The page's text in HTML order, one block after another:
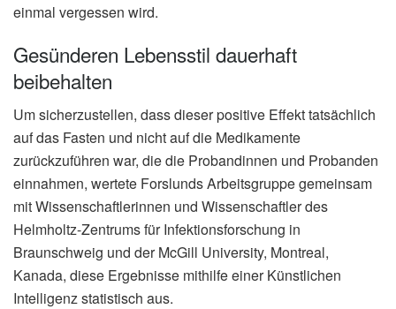
einmal vergessen wird.
Gesünderen Lebensstil dauerhaft
beibehalten
Um sicherzustellen, dass dieser positive Effekt tatsächlich
auf das Fasten und nicht auf die Medikamente
zurückzuführen war, die die Probandinnen und Probanden
einnahmen, wertete Forslunds Arbeitsgruppe gemeinsam
mit Wissenschaftlerinnen und Wissenschaftler des
Helmholtz-Zentrums für Infektionsforschung in
Braunschweig und der McGill University, Montreal,
Kanada, diese Ergebnisse mithilfe einer Künstlichen
Intelligenz statistisch aus.